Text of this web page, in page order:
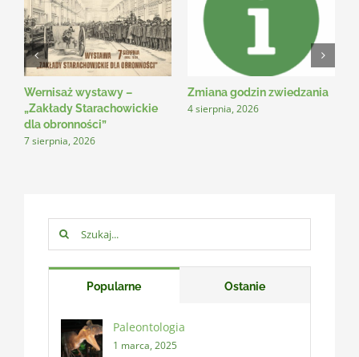
Szukaj:
Popularne Ostanie
Paleontologia
1 marca, 2025
Wernisaż wystawy –
„Zakłady Starachowickie
dla obronności”
7 sierpnia, 2026
Zmiana godzin zwiedzania
4 sierpnia, 2026